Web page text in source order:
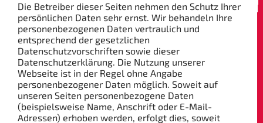
Die Betreiber dieser Seiten nehmen den Schutz Ihrer
persönlichen Daten sehr ernst. Wir behandeln Ihre
personenbezogenen Daten vertraulich und
entsprechend der gesetzlichen
Datenschutzvorschriften sowie dieser
Datenschutzerklärung. Die Nutzung unserer
Webseite ist in der Regel ohne Angabe
personenbezogener Daten möglich. Soweit auf
unseren Seiten personenbezogene Daten
(beispielsweise Name, Anschrift oder E-Mail-
Adressen) erhoben werden, erfolgt dies, soweit